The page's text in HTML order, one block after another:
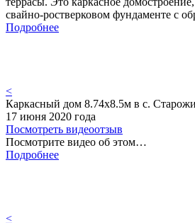
свайно-ростверковом фундаменте с
Подробнее
<
Каркасный дом 8.74х8.5м в с.
17 июня 2020 года
Посмотреть видеоотзыв
Посмотрите видео об этом…
Подробнее
<